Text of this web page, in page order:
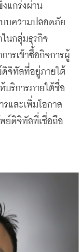
แกร่งผ่าน
บบความปลอดภัย
นกลุ่มธุรกิจ
ารเข้าซื้อกิจการผู้
จิทัลที่อยู่ภายใต้
ริการภายใต้ชื่อ
และเพิ่มโอกาส
ย์ดิจิทัลที่เชื่อถือ